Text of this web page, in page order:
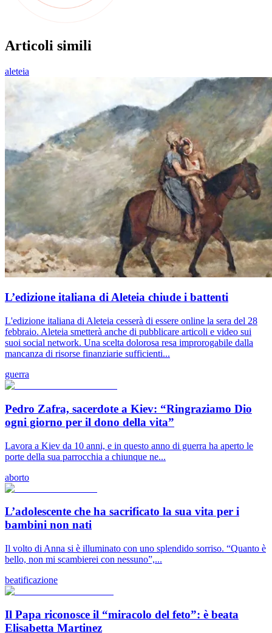
Articoli simili
aleteia
L’edizione italiana di Aleteia chiude i battenti
L'edizione italiana di Aleteia cesserà di essere online la sera del 28
febbraio. Aleteia smetterà anche di pubblicare articoli e video sui
suoi social network. Una scelta dolorosa resa improrogabile dalla
mancanza di risorse finanziarie sufficienti...
guerra
Pedro Zafra, sacerdote a Kiev: “Ringraziamo Dio
ogni giorno per il dono della vita”
Lavora a Kiev da 10 anni, e in questo anno di guerra ha aperto le
porte della sua parrocchia a chiunque ne...
aborto
L’adolescente che ha sacrificato la sua vita per i
bambini non nati
Il volto di Anna si è illuminato con uno splendido sorriso. “Quanto è
bello, non mi scambierei con nessuno”,...
beatificazione
Il Papa riconosce il “miracolo del feto”: è beata
Elisabetta Martinez